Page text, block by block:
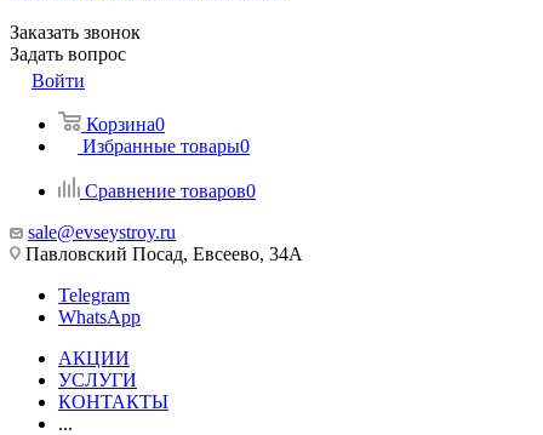
Заказать звонок
Задать вопрос
Войти
Корзина0
Избранные товары0
Сравнение товаров0
sale@evseystroy.ru
Павловский Посад, Евсеево, 34А
Telegram
WhatsApp
АКЦИИ
УСЛУГИ
КОНТАКТЫ
...